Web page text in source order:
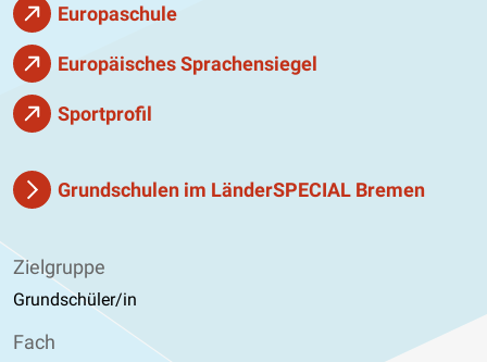
Europaschule
Europäisches Sprachensiegel
Sportprofil
Grundschulen im LänderSPECIAL Bremen
Zielgruppe
Grundschüler/in
Fach